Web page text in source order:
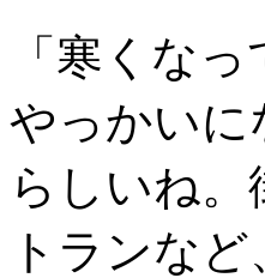
「寒くな
やっかいに
らしいね
トランな